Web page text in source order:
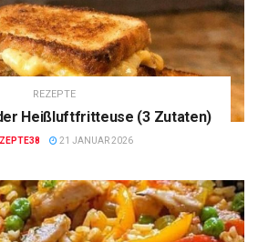
REZEPTE
Heißluftfritteuse (3 Zutaten)
21 JANUAR 2026